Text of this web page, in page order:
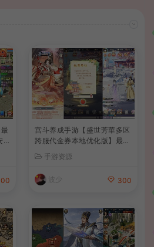
宫斗养成手游【盛世芳華多区
跨服代金券本地优化版】最新
整理单机一键即玩端+Linux
手工服务端+CDK授权后台
+安卓+详细搭建教程
手游资源
波少 300